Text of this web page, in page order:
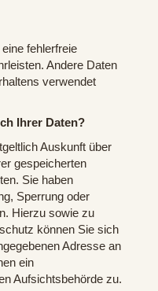
fehlerfreie
Andere Daten
verwendet
Ihrer Daten?
Auskunft über
gespeicherten
Sie haben
Sperrung oder
Hierzu sowie zu
können Sie sich
Adresse an
ein
Aufsichtsbehörde zu.